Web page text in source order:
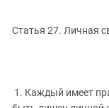
Статья 27. Личная
1. Каждый имеет